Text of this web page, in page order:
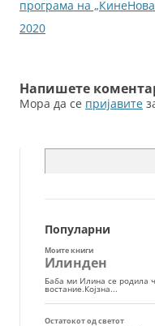
k
за
написи
програма на
2020
Напишете
Мора да се пријавите
за:
Популарни